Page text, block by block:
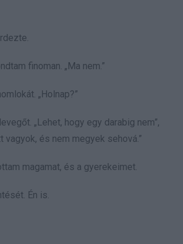
finoman. „Ma nem.”
„Holnap?”
„Lehet, hogy egy darabig nem”,
vagyok, és nem megyek sehová.”
magamat, és a gyerekeimet.
Én is.